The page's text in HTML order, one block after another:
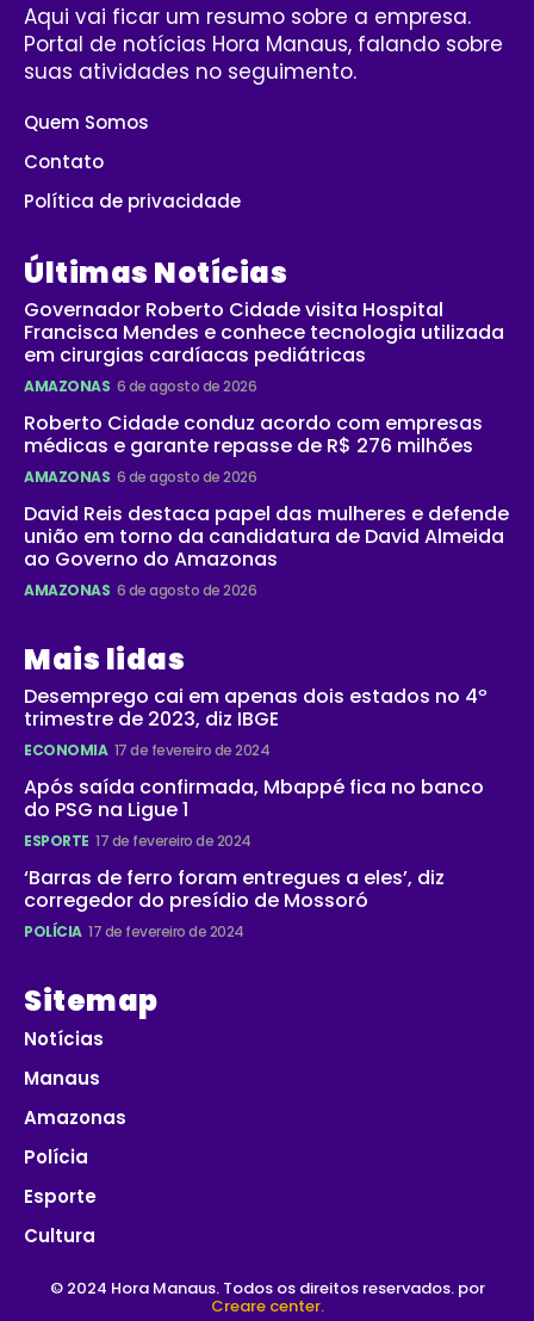
Aqui vai ficar um resumo sobre a empresa.
Portal de notícias Hora Manaus, falando sobre
suas atividades no seguimento.
Quem Somos
Contato
Política de privacidade
Últimas Notícias
Governador Roberto Cidade visita Hospital
Francisca Mendes e conhece tecnologia utilizada
em cirurgias cardíacas pediátricas
AMAZONAS 6 de agosto de 2026
Roberto Cidade conduz acordo com empresas
médicas e garante repasse de R$ 276 milhões
AMAZONAS 6 de agosto de 2026
David Reis destaca papel das mulheres e defende
união em torno da candidatura de David Almeida
ao Governo do Amazonas
AMAZONAS 6 de agosto de 2026
Mais lidas
Desemprego cai em apenas dois estados no 4º
trimestre de 2023, diz IBGE
ECONOMIA 17 de fevereiro de 2024
Após saída confirmada, Mbappé fica no banco
do PSG na Ligue 1
ESPORTE 17 de fevereiro de 2024
‘Barras de ferro foram entregues a eles’, diz
corregedor do presídio de Mossoró
POLÍCIA 17 de fevereiro de 2024
Sitemap
Notícias
Manaus
Amazonas
Polícia
Esporte
Cultura
© 2024 Hora Manaus. Todos os direitos reservados. por
Creare center.